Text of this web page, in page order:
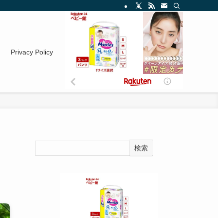
Privacy Policy
検索